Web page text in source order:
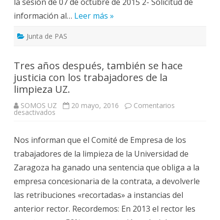
información al… Leer más »
Junta de PAS
Tres años después, también se hace
justicia con los trabajadores de la
limpieza UZ.
SOMOS UZ 20 mayo, 2016 Comentarios
desactivados
también
se
hace
justicia
con
los
trabajadores
de
la
limpieza
UZ.
Nos informan que el Comité de Empresa de los
trabajadores de la limpieza de la Universidad de
Zaragoza ha ganado una sentencia que obliga a la
empresa concesionaria de la contrata, a devolverle
las retribuciones «recortadas» a instancias del
anterior rector. Recordemos: En 2013 el rector les